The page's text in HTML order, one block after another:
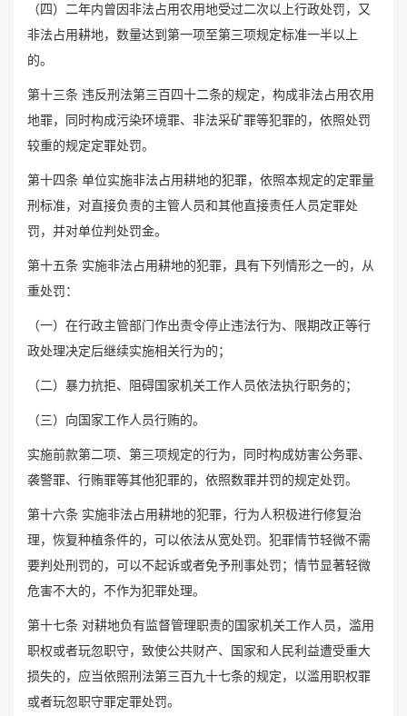
（四）二年内曾因非法占用农用地受过二次以上行政处罚，又
非法占用耕地，数量达到第一项至第三项规定标准一半以上
的。
第十三条 违反刑法第三百四十二条的规定，构成非法占用农用
地罪，同时构成污染环境罪、非法采矿罪等犯罪的，依照处罚
较重的规定定罪处罚。
第十四条 单位实施非法占用耕地的犯罪，依照本规定的定罪量
刑标准，对直接负责的主管人员和其他直接责任人员定罪处
罚，并对单位判处罚金。
第十五条 实施非法占用耕地的犯罪，具有下列情形之一的，从
重处罚：
（一）在行政主管部门作出责令停止违法行为、限期改正等行
政处理决定后继续实施相关行为的；
（二）暴力抗拒、阻碍国家机关工作人员依法执行职务的；
（三）向国家工作人员行贿的。
实施前款第二项、第三项规定的行为，同时构成妨害公务罪、
袭警罪、行贿罪等其他犯罪的，依照数罪并罚的规定处罚。
第十六条 实施非法占用耕地的犯罪，行为人积极进行修复治
理，恢复种植条件的，可以依法从宽处罚。犯罪情节轻微不需
要判处刑罚的，可以不起诉或者免予刑事处罚；情节显著轻微
危害不大的，不作为犯罪处理。
第十七条 对耕地负有监督管理职责的国家机关工作人员，滥用
职权或者玩忽职守，致使公共财产、国家和人民利益遭受重大
损失的，应当依照刑法第三百九十七条的规定，以滥用职权罪
或者玩忽职守罪定罪处罚。